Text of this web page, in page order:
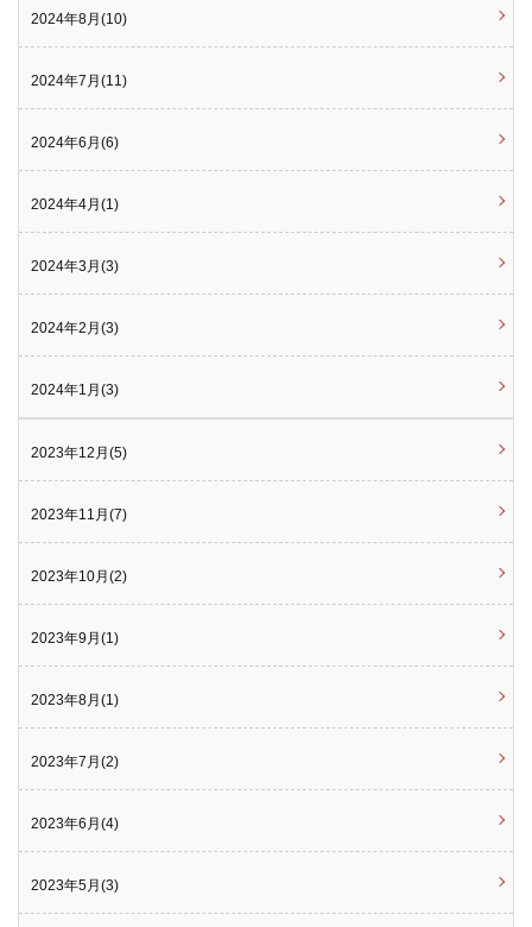
2024年8月(10)
2024年7月(11)
2024年6月(6)
2024年4月(1)
2024年3月(3)
2024年2月(3)
2024年1月(3)
2023年12月(5)
2023年11月(7)
2023年10月(2)
2023年9月(1)
2023年8月(1)
2023年7月(2)
2023年6月(4)
2023年5月(3)